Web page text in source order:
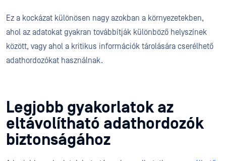
Ez a kockázat különösen nagy azokban a környezetekben,
ahol az adatokat gyakran továbbítják különböző helyszínek
között, vagy ahol a kritikus információk tárolására cserélhető
adathordozókat használnak.
Legjobb gyakorlatok az
eltávolítható adathordozók
biztonságához